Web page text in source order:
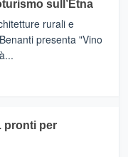
sull’Etna
rurali e
presenta "Vino
pronti per